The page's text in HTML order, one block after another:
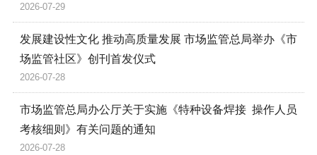
2026-07-29
发展建设性文化 推动高质量发展 市场监管总局举办《市
场监管社区》创刊首发仪式
2026-07-28
市场监管总局办公厅关于实施《特种设备焊接 操作人员
考核细则》有关问题的通知
2026-07-28